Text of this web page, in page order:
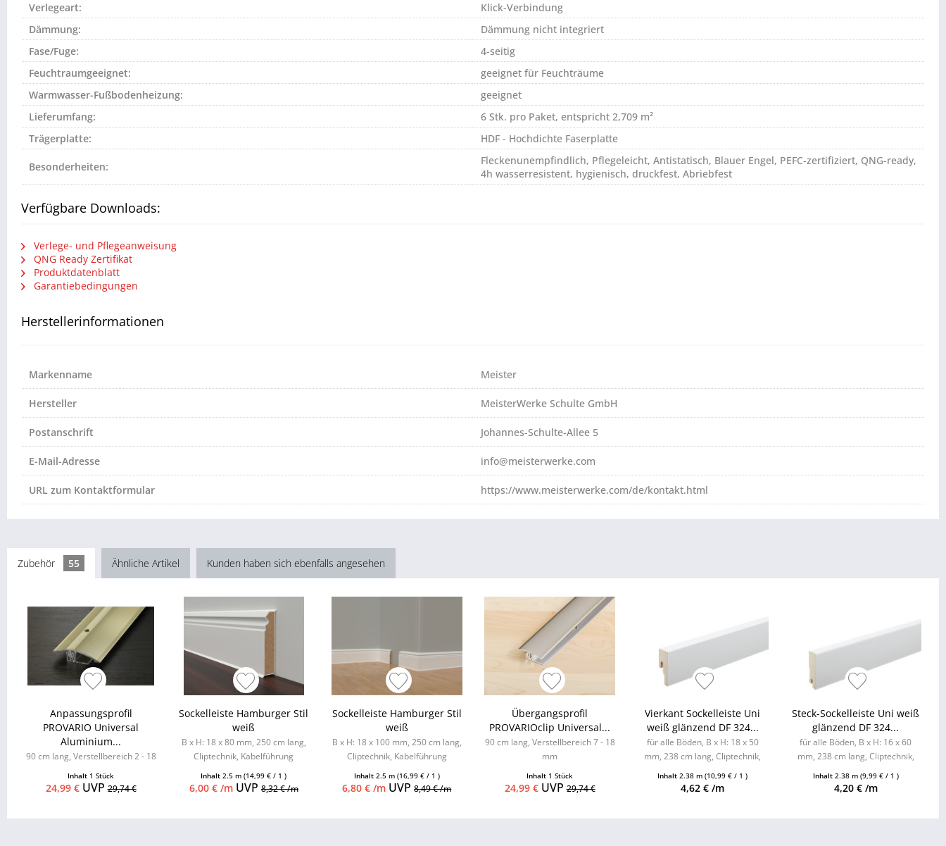
Verlegeart:
Klick-Verbindung
Dämmung:
Dämmung nicht integriert
Fase/Fuge:
4-seitig
Feuchtraumgeeignet:
geeignet für Feuchträume
Warmwasser-Fußbodenheizung:
geeignet
Lieferumfang:
6 Stk. pro Paket, entspricht 2,709 m²
Trägerplatte:
HDF - Hochdichte Faserplatte
Besonderheiten:
Fleckenunempfindlich, Pflegeleicht, Antistatisch, Blauer Engel, PEFC-zertifiziert, QNG-ready,
4h wasserresistent, hygienisch, druckfest, Abriebfest
Verfügbare Downloads:
Verlege- und Pflegeanweisung
QNG Ready Zertifikat
Produktdatenblatt
Garantiebedingungen
Herstellerinformationen
Markenname Meister
Hersteller MeisterWerke Schulte GmbH
Postanschrift Johannes-Schulte-Allee 5
E-Mail-Adresse info@meisterwerke.com
URL zum Kontaktformular https://www.meisterwerke.com/de/kontakt.html
Zubehör 55 Ähnliche Artikel Kunden haben sich ebenfalls angesehen
Anpassungsprofil
PROVARIO Universal
Aluminium...
90 cm lang, Verstellbereich 2 - 18
Inhalt 1 Stück
24,99 €UVP29,74 €
Sockelleiste Hamburger Stil
weiß
B x H: 18 x 80 mm, 250 cm lang,
Cliptechnik, Kabelführung
Zubehör...
Inhalt2.5 m(14,99 € / 1 )
6,00 € /mUVP 8,32 € /m
Sockelleiste Hamburger Stil
weiß
B x H: 18 x 100 mm, 250 cm lang,
Cliptechnik, Kabelführung
Zubehör...
Inhalt 2.5 m (16,99 € / 1 )
6,80 € /m UVP8,49 € /m
Übergangsprofil
PROVARIOclip Universal...
90 cm lang, Verstellbereich 7 - 18
mm
Inhalt 1 Stück
24,99 €UVP29,74 €
Vierkant Sockelleiste Uni
weiß glänzend DF 324...
für alle Böden, B x H: 18 x 50
mm, 238 cm lang, Cliptechnik,
erhältlich
Inhalt2.38 m(10,99 € / 1 )
4,62 € /m
Steck-Sockelleiste Uni weiß
glänzend DF 324...
für alle Böden, B x H: 16 x 60
mm, 238 cm lang, Cliptechnik,
erhältlich
Inhalt 2.38 m (9,99 € / 1 )
4,20 € /m